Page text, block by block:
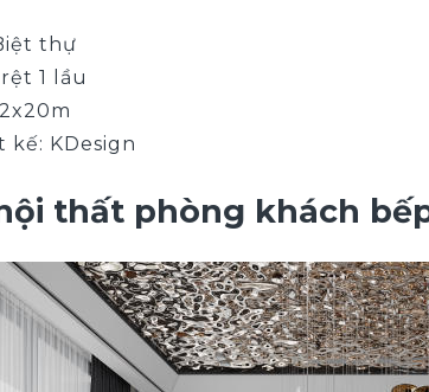
thự
1 lầu
KDesign
thất phòng khách